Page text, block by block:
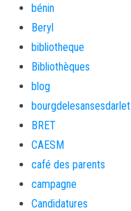
bénin
Beryl
bibliotheque
Bibliothèques
blog
bourgdelesansesdarlet
BRET
CAESM
café des parents
campagne
Candidatures